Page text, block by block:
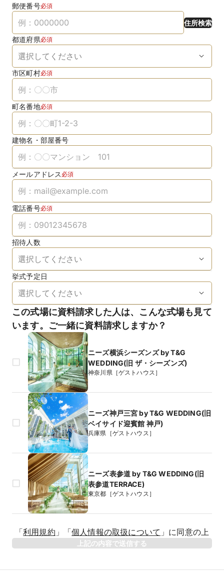
郵便番号必須
住所検索
都道府県必須
市区町村必須
町名番地必須
建物名・部屋番号
メールアドレス 必須
電話番号必須
招待人数
挙式予定日
この式場に資料請求した人は、こんな式場も見て
います。ご一緒に資料請求しますか？
ニーズ横浜シーズンズ by T&G
WEDDING(旧 ザ・シーズンズ)
神奈川県［ゲストハウス］
ニーズ神戸三宮 by T&G WEDDING(旧
ベイサイド迎賓館 神戸)
兵庫県［ゲストハウス］
ニーズ表参道 by T&G WEDDING(旧
表参道TERRACE)
東京都［ゲストハウス］
年
「利用規約 」 「個人情報の取扱について 」 に同意の上
上記の内容で送信する